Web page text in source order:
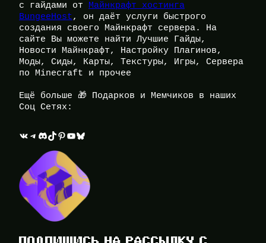
с гайдами от Майнкрафт хостинга
BungeeHost, он даёт услуги быстрого
создания своего Майнкрафт сервера. На
сайте Вы можете найти Лучшие Гайды,
Новости Майнкрафт, Настройку Плагинов,
Моды, Сиды, Карты, Текстуры, Игры, Сервера
по Minecraft и прочее
Ещё больше 🎁 Подарков и Мемчиков в наших
Соц Сетях:
ВКонтакте Telegram Discord TikTok Pinterest YouTube Bluesky
ПОДПИШИСЬ НА РАССЫЛКУ С